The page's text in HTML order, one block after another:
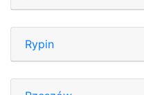
Rypin